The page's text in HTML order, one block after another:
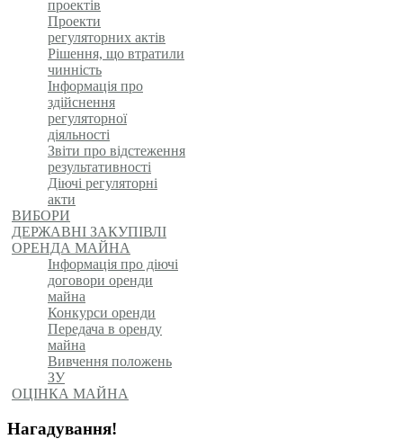
проектів
Проекти
регуляторних актів
Рішення, що втратили
чинність
Інформація про
здійснення
регуляторної
діяльності
Звіти про відстеження
результативності
Діючі регуляторні
акти
ВИБОРИ
ДЕРЖАВНІ ЗАКУПІВЛІ
ОРЕНДА МАЙНА
Інформація про діючі
договори оренди
майна
Конкурси оренди
Передача в оренду
майна
Вивчення положень
ЗУ
ОЦІНКА МАЙНА
Нагадування!